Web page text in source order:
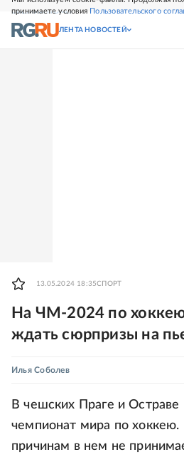
принимаете условия Пользовательского
СВЕЖИЙ НОМЕР
ЛЕНТА НОВОСТЕЙ
13.05.2024 18:35СПОРТ
На ЧМ-2024 по
ждать сюрпризы на
Илья Соболев
В чешских Праге и
чемпионат мира по
причинам в нем не